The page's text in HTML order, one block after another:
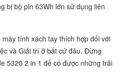
bị bộ pin 63Wh lớn sử dụng liên
tính xách tay thích hợp đối với
và Giải trí ở bất cứ đâu. Đừng
5320 2 in 1 để có được những trải